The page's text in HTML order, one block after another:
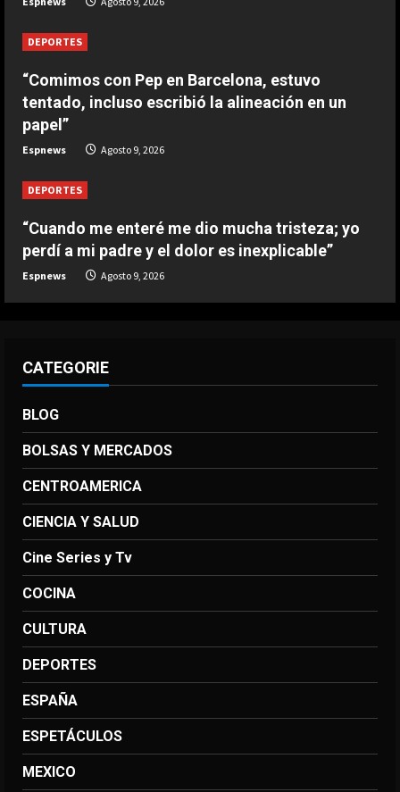
Leo Messi ya está en Rosario para
DEPORTES
“Comimos con Pep en Barcelona, estuvo
tentado, incluso escribió la alineación en un
papel”
Espnews Agosto 9, 2026
DEPORTES
“Cuando me enteré me dio mucha tristeza; yo
perdí a mi padre y el dolor es inexplicable”
Espnews Agosto 9, 2026
CATEGORIE
BLOG
BOLSAS Y MERCADOS
CENTROAMERICA
CIENCIA Y SALUD
Cine Series y Tv
COCINA
CULTURA
DEPORTES
ESPAÑA
ESPETÁCULOS
MEXICO